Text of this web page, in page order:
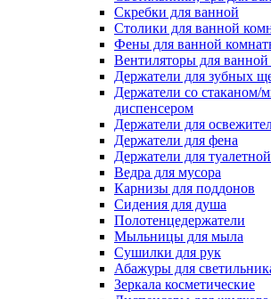
Скребки для ванной
Столики для ванной
Фены для ванной
Вентиляторы для
Держатели для зубных
Держатели со стаканом/
диспенсером
Держатели для
Держатели для фена
Держатели для
Ведра для мусора
Карнизы для поддонов
Сидения для душа
Полотенцедержатели
Мыльницы для мыла
Сушилки для рук
Абажуры для
Зеркала косметические